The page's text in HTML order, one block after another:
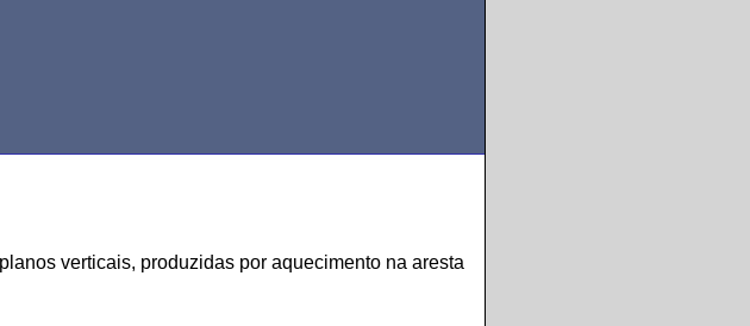
verticais, produzidas por aquecimento na aresta